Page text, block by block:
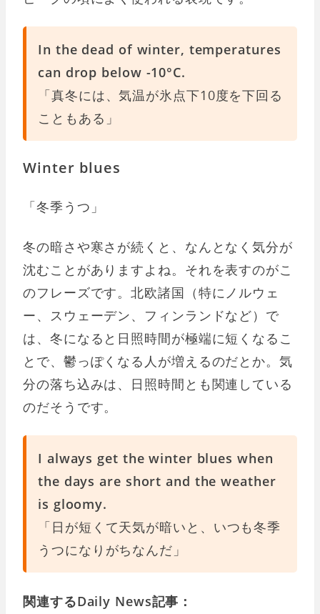
In the dead of winter, temperatures
can drop below -10°C.
「真冬には、気温が氷点下10度を下回る
こともある」
Winter blues
「冬季うつ」
冬の暗さや寒さが続くと、なんとなく気分が
沈むことがありますよね。それを表すのがこ
のフレーズです。北欧諸国（特にノルウェ
ー、スウェーデン、フィンランドなど）で
は、冬になると日照時間が極端に短くなるこ
とで、鬱っぽくなる人が増えるのだとか。気
分の落ち込みは、日照時間とも関連している
のだそうです。
I always get the winter blues when
the days are short and the weather
is gloomy.
「日が短くて天気が暗いと、いつも冬季
うつになりがちなんだ」
関連するDaily News記事：